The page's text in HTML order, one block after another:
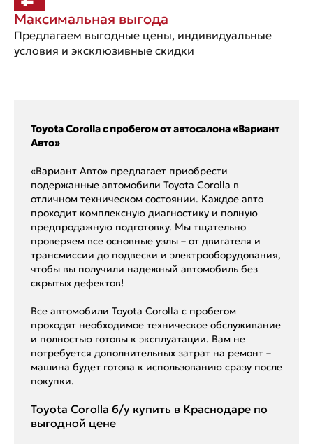
Максимальная выгода
Предлагаем выгодные цены, индивидуальные
условия и эксклюзивные скидки
Toyota Corolla с пробегом от автосалона «Вариант
Авто»
«Вариант Авто» предлагает приобрести
подержанные автомобили Toyota Corolla в
отличном техническом состоянии. Каждое авто
проходит комплексную диагностику и полную
предпродажную подготовку. Мы тщательно
проверяем все основные узлы – от двигателя и
трансмиссии до подвески и электрооборудования,
чтобы вы получили надежный автомобиль без
скрытых дефектов!
Все автомобили Toyota Corolla с пробегом
проходят необходимое техническое обслуживание
и полностью готовы к эксплуатации. Вам не
потребуется дополнительных затрат на ремонт –
машина будет готова к использованию сразу после
покупки.
Toyota Corolla б/у купить в Краснодаре по
выгодной цене